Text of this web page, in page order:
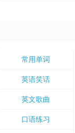
常用单词
英语笑话
英文歌曲
口语练习